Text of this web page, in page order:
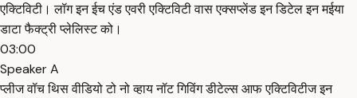
एक्टिविटी। लॉग इन ईच एंड एवरी एक्टिविटी वास एक्सप्लेंड इन डिटेल इन मईया
डाटा फैक्ट्री प्लेलिस्ट को।
03:00
Speaker A
प्लीज वॉच थिस वीडियो टो नो व्हाय नॉट गिविंग डीटेल्स आफ एक्टिविटीज इन